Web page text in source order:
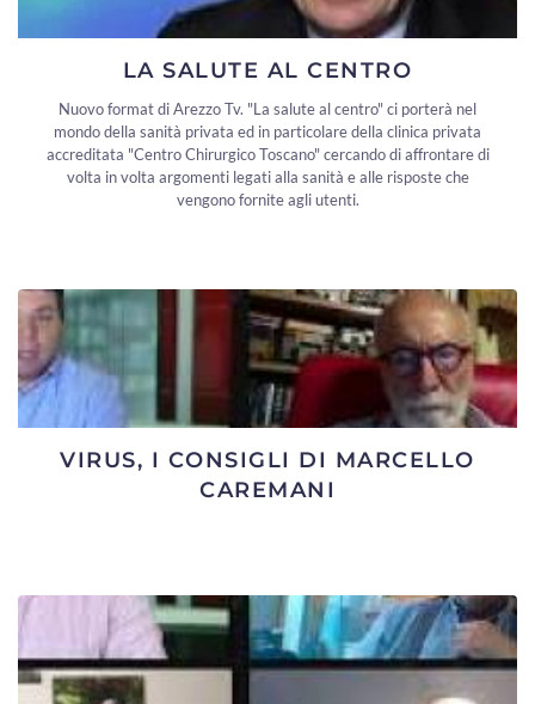
LA SALUTE AL CENTRO
Nuovo format di Arezzo Tv. "La salute al centro" ci porterà nel
mondo della sanità privata ed in particolare della clinica privata
accreditata "Centro Chirurgico Toscano" cercando di affrontare di
volta in volta argomenti legati alla sanità e alle risposte che
vengono fornite agli utenti.
VIRUS, I CONSIGLI DI MARCELLO
CAREMANI